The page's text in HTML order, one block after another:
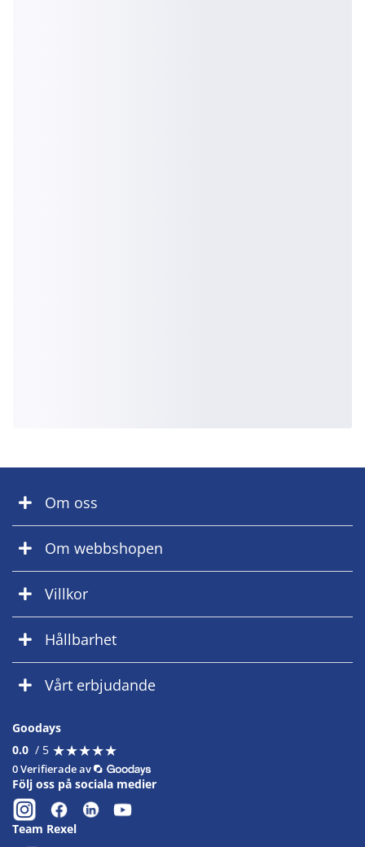
Om oss
Om webbshopen
Villkor
Hållbarhet
Vårt erbjudande
Goodays
0.0 / 5 ★★★★★
★★★★★
0 Verifierade av
Följ oss på sociala medier
Team Rexel